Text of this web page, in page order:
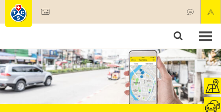
Membres & prestations
Tests, sécurité & santé